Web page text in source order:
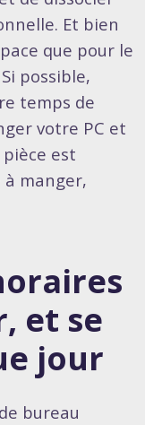
Et bien
que pour le
possible,
temps de
votre PC et
est
manger,
et se
jour
bureau